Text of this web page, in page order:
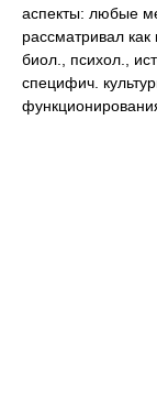
аспекты: любые
рассматривал
биол., психол.,
специфич.